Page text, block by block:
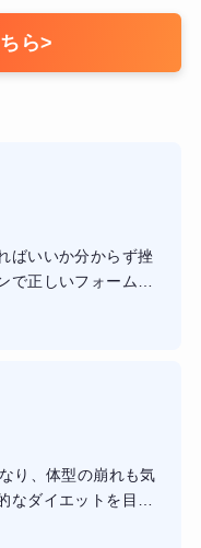
ら>
ばいいか分からず挫
で正しいフォームを
、運動が初めて楽し
もなく安心して追い
結果、体重は8キロ
ッキリして昔のズボ
びです。理学療法士
るだけでなく姿勢も
消されました。
り、体型の崩れも気
なダイエットを目的
は続く自信がなかっ